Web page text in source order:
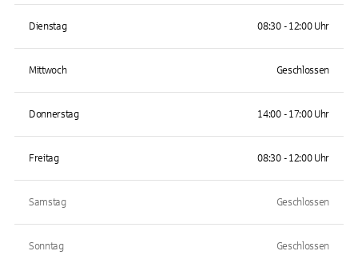
Dienstag 08:30 - 12:00 Uhr
Mittwoch Geschlossen
Donnerstag 14:00 - 17:00 Uhr
Freitag 08:30 - 12:00 Uhr
Samstag Geschlossen
Sonntag Geschlossen